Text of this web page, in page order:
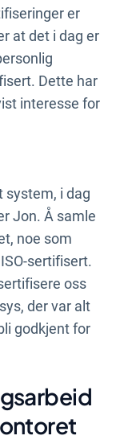
er
at det i dag er
Dette har
interesse for
system, i dag
Jon. Å samle
noe som
sertifisert.
oss
der var alt
godkjent for